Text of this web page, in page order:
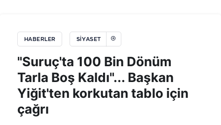
HABERLER SIYASET
"Suruç'ta 100 Bin Dönüm
Tarla Boş Kaldı"... Başkan
Yiğit'ten korkutan tablo için
çağrı